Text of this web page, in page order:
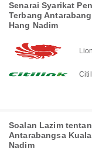
Senarai Syarikat
Terbang
Hang Nadim
Soalan Lazim
Antarabangsa
Nadim